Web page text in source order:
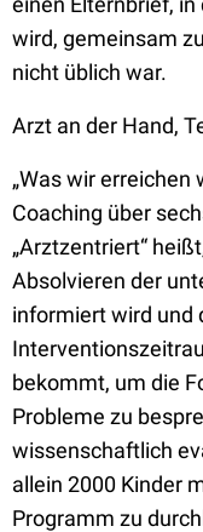
wird, gemeinsam
nicht üblich war.
Arzt an der Hand,
„Was wir
Coaching über
„Arztzentriert“
Absolvieren der
informiert wird und
bekommt, um die
Probleme zu
wissenschaftlich
allein 2000 Kinder
Programm zu